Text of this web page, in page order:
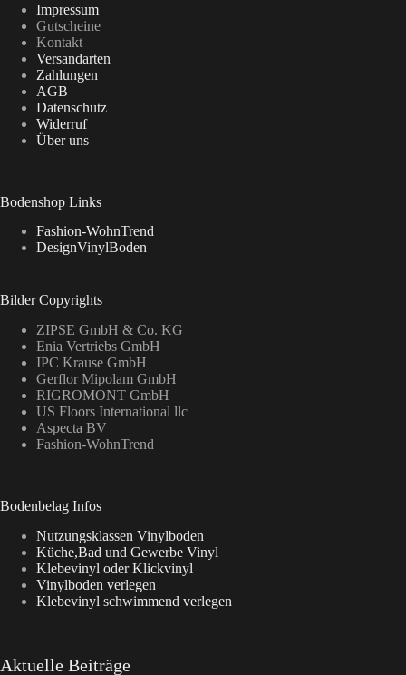
Impressum
Gutscheine
Kontakt
Versandarten
Zahlungen
AGB
Datenschutz
Widerruf
Über uns
Bodenshop Links
Fashion-WohnTrend
DesignVinylBoden
Bilder Copyrights
ZIPSE GmbH & Co. KG
Enia Vertriebs GmbH
IPC Krause GmbH
Gerflor Mipolam GmbH
RIGROMONT GmbH
US Floors International llc
Aspecta BV
Fashion-WohnTrend
Bodenbelag Infos
Nutzungsklassen Vinylboden
Küche,Bad und Gewerbe Vinyl
Klebevinyl oder Klickvinyl
Vinylboden verlegen
Klebevinyl schwimmend verlegen
Aktuelle Beiträge